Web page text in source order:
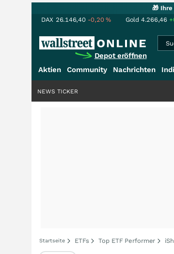
🎁
DAX 26.146,40 -0,20% Gold 4.266,46
Depot eröffnen
Aktien
Community Nachrichten
NEWS TICKER
Startseite ETFs Top ETF Performer